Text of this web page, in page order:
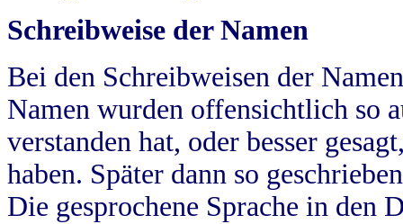
Schreibweise der Namen
Bei den Schreibweisen der
Namen wurden offensichtlich so
verstanden hat, oder besser
haben. Später dann so
Die gesprochene Sprache in